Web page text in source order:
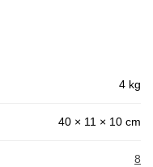
4 kg
40 × 11 × 10 cm
8